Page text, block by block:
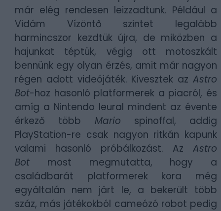
már elég rendesen leizzadtunk. Például a
Vidám Vízöntő szintet legalább
harmincszor kezdtük újra, de miközben a
hajunkat téptük, végig ott motoszkált
bennünk egy olyan érzés, amit már nagyon
régen adott videójáték. Kivesztek az Astro
Bot-hoz hasonló platformerek a piacról, és
amíg a Nintendo leural mindent az évente
érkező több Mario spinoffal, addig
PlayStation-re csak nagyon ritkán kapunk
valami hasonló próbálkozást. Az Astro
Bot most megmutatta, hogy a
családbarát platformerek kora még
egyáltalán nem járt le, a bekerült több
száz, más játékokból cameózó robot pedig